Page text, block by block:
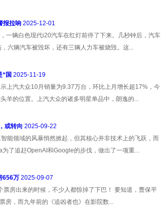
报拉响 2025-12-01
一辆白色现代i20汽车在红灯前停了下来。几秒钟后，汽车
六辆汽车被毁坏，还有三辆人力车被烧毁。这...
“国 2025-11-19
上汽大众10月销量为9.37万台，环比上月增长超17%，今
羊的位置。上汽大众的诸多明星单品中，朗逸的...
或转向 2025-09-22
能领域的风暴悄然掀起，但其核心并非技术上的飞跃，而
了追赶OpenAI和Google的步伐，做出了一项重...
656万 2025-09-07
票房出来的时候，不少人都惊掉了下巴！ 要知道，曹保平
房，而九年前的《追凶者也》在影院数...